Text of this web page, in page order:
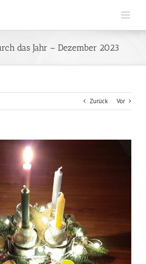
das Jahr – Dezember 2023
Zurück Vor